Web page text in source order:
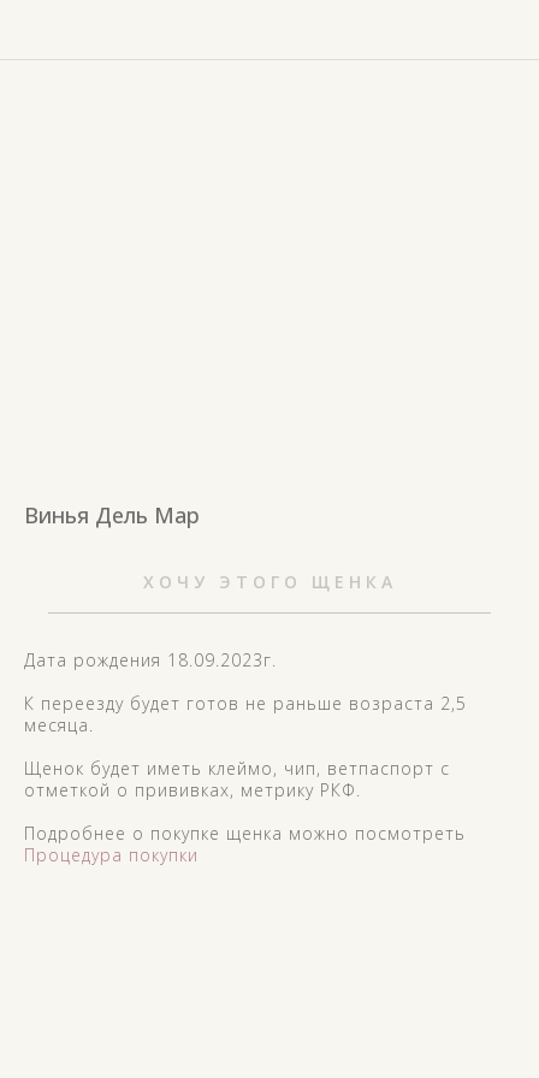
Винья Дель Мар
ХОЧУ ЭТОГО ЩЕНКА
Дата рождения 18.09.2023г.
К переезду будет готов не раньше возраста 2,5
месяца.
Щенок будет иметь клеймо, чип, ветпаспорт с
отметкой о прививках, метрику РКФ.
Подробнее о покупке щенка можно посмотреть
Процедура покупки